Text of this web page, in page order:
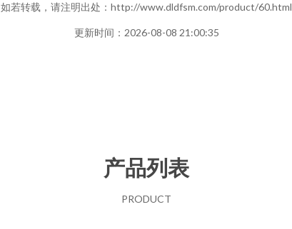
如若转载，请注明出处：http://www.dldfsm.com/product/60.html
更新时间：2026-08-08 21:00:35
产品列表
PRODUCT